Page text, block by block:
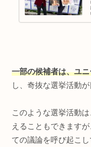
一部の候補者は、ユ
し、奇抜な選挙活動が
このような選挙活動
えることもできます
ての議論を呼び起こ